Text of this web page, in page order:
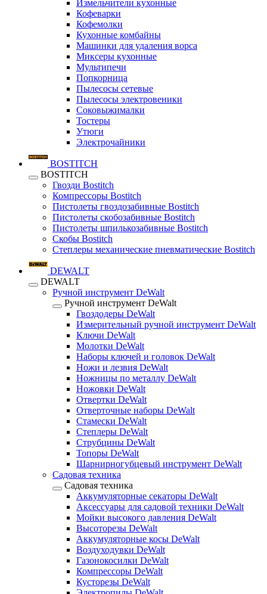
Измельчители кухонные
Кофеварки
Кофемолки
Кухонные комбайны
Машинки для удаления ворса
Миксеры кухонные
Мультипечи
Попкорница
Пылесосы сетевые
Пылесосы электровеники
Соковыжималки
Тостеры
Утюги
Электрочайники
BOSTITCH
BOSTITCH
Гвозди Bostitch
Компрессоры Bostitch
Пистолеты гвоздозабивные Bostitch
Пистолеты скобозабивные Bostitch
Пистолеты шпилькозабивные Bostitch
Скобы Bostitch
Степлеры механические пневматические Bostitch
DEWALT
DEWALT
Ручной инструмент DeWalt
Ручной инструмент DeWalt
Гвоздодеры DeWalt
Измерительный ручной инструмент DeWalt
Ключи DeWalt
Молотки DeWalt
Наборы ключей и головок DeWalt
Ножи и лезвия DeWalt
Ножницы по металлу DeWalt
Ножовки DeWalt
Отвертки DeWalt
Отверточные наборы DeWalt
Стамески DeWalt
Степлеры DeWalt
Струбцины DeWalt
Топоры DeWalt
Шарнирногубцевый инструмент DeWalt
Садовая техника
Садовая техника
Аккумуляторные секаторы DeWalt
Аксессуары для садовой техники DeWalt
Мойки высокого давления DeWalt
Высоторезы DeWalt
Аккумуляторные косы DeWalt
Воздуходувки DeWalt
Газонокосилки DeWalt
Компрессоры DeWalt
Кусторезы DeWalt